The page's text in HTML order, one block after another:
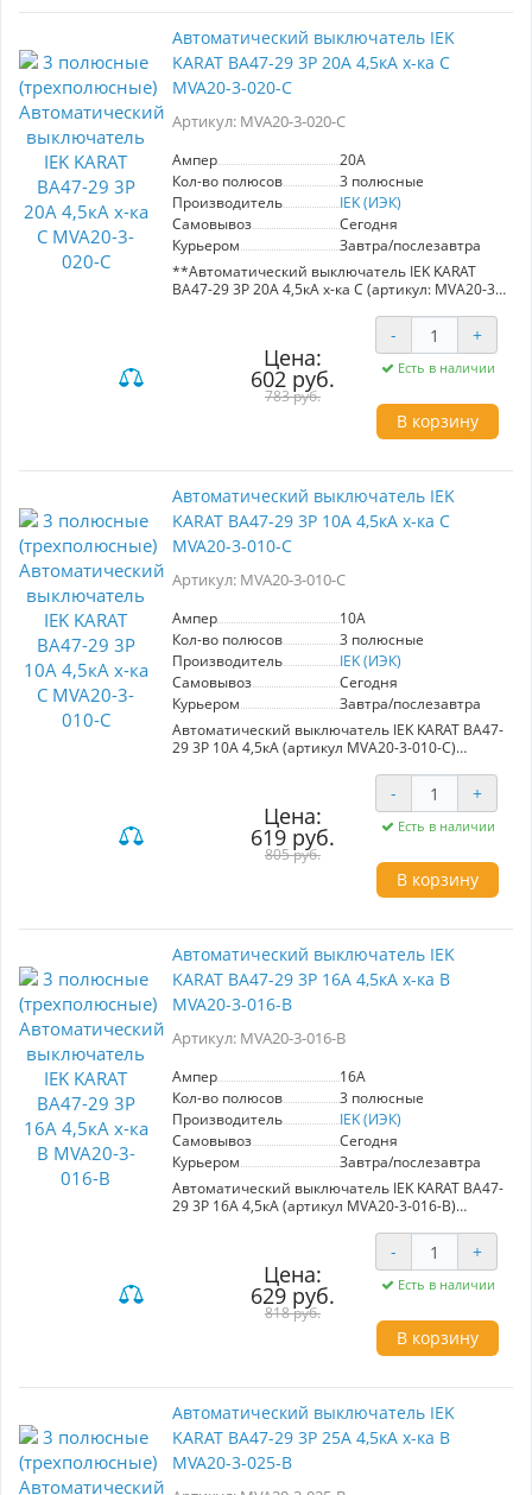
Этот выключатель идеально подходит для
вводно-распределительных устройств в жилых
и общественных зданиях, обеспечивая
безопасность и стабильную работу
электрических систем. Его номинальный ток в
40А позволяет использовать его в средних и
крупных установках, что делает его
незаменимым элементом для промышленных
и коммерческих объектов.
Автоматический выключатель IEK
KARAT ВА47-29 3Р 20А 4,5кА х-ка С
MVA20-3-020-C
Артикул: MVA20-3-020-C
Ампер
20A
Кол-во полюсов
3 полюсные
Производитель
IEK (ИЭК)
Самовывоз
Сегодня
Курьером
Завтра/послезавтра
**Автоматический выключатель IEK KARAT
ВА47-29 3Р 20А 4,5кА х-ка С (артикул: MVA20-3-
распределительных и групповых цепей.
Идеально подходит для управления
электроприборами, освещением и
двигателями с небольшими пусковыми
**Основные характеристики:**
- Номинальный ток: 20А
- Кратковременная способность отключения:
4,5кА
- Характеристика: C
**Преимущества:**
- Высокая надежность в эксплуатации
- Универсальность применения в жилых и
общественных зданиях
- Эффективная защита от перегрузок и
коротких замыканий
Цена:
602 руб.
783 руб.
- +
Есть в наличии
В корзину
Автоматический выключатель IEK
KARAT ВА47-29 3Р 10А 4,5кА х-ка С
MVA20-3-010-C
Артикул: MVA20-3-010-C
Ампер
10A
Кол-во полюсов
3 полюсные
Производитель
IEK (ИЭК)
Самовывоз
Сегодня
Курьером
Завтра/послезавтра
Автоматический выключатель IEK KARAT ВА47-
29 3Р 10А 4,5кА (артикул MVA20-3-010-C)
распределительных и групповых цепей от
перегрузок и коротких замыканий. Идеален
для использования с электроприборами и
освещением (характеристика В), а также с
двигателями с небольшими пусковыми
токами (характеристика C). Рекомендуется для
вводно-распределительных устройств в жилых
10A, что делает его универсальным решением
для различных нагрузок. Производитель: IEK
(ИЭК).
Цена:
619 руб.
805 руб.
- +
Есть в наличии
В корзину
Автоматический выключатель IEK
KARAT ВА47-29 3Р 16А 4,5кА х-ка В
MVA20-3-016-B
Артикул: MVA20-3-016-B
Ампер
16A
Кол-во полюсов
3 полюсные
Производитель
IEK (ИЭК)
Самовывоз
Сегодня
Курьером
Завтра/послезавтра
Автоматический выключатель IEK KARAT ВА47-
29 3Р 16А 4,5кА (артикул MVA20-3-016-B)
распределительных и групповых цепей.
Подходит для работы с электроприборами,
освещением и небольшими двигателями
(характеристика В и C). Идеален для вводно-
распределительных устройств в жилых и
общественных зданиях. Номинальный ток
Цена:
629 руб.
818 руб.
- +
Есть в наличии
В корзину
Автоматический выключатель IEK
KARAT ВА47-29 3Р 25А 4,5кА х-ка В
MVA20-3-025-B